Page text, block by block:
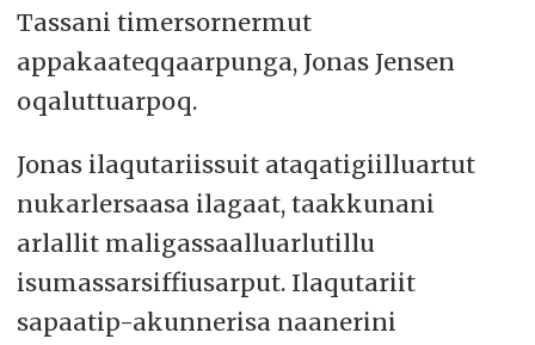
Tassani timersornermut
appakaateqqaarpunga, Jonas Jensen
oqaluttuarpoq.
Jonas ilaqutariissuit ataqatigiilluartut
nukarlersaasa ilagaat, taakkunani
arlallit maligassaalluarlutillu
isumassarsiffiusarput. Ilaqutariit
sapaatip-akunnerisa naanerini